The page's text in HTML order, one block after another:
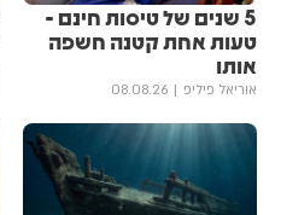
5 שנים של טיסות חינם -
טעות אחת קטנה חשפה
אותו
אוריאל פיליפ 08.08.26